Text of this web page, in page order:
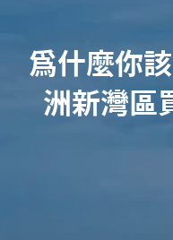
爲什麼你
洲新灣區